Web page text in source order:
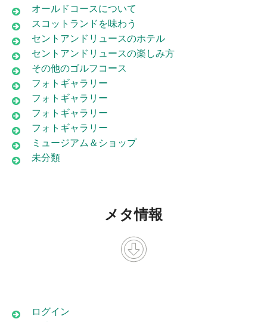
オールドコースについて
スコットランドを味わう
セントアンドリュースのホテル
セントアンドリュースの楽しみ方
その他のゴルフコース
フォトギャラリー
フォトギャラリー
フォトギャラリー
フォトギャラリー
ミュージアム＆ショップ
未分類
メタ情報
ログイン